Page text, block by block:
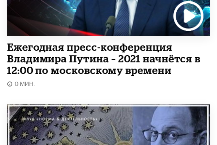
Ежегодная пресс-конференция
Владимира Путина – 2021 начнётся в
12:00 по московскому времени
0 МИН.